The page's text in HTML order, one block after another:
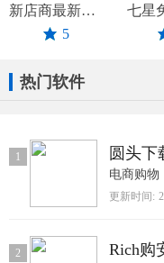
新店商最新版本
5
七星
热门软件
1 圆头下
电商购物
更新时间:
2 Rich购